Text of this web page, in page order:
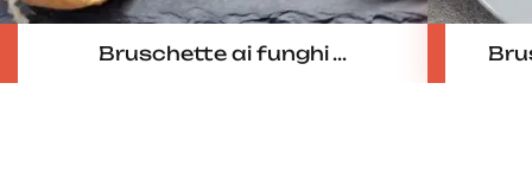
Bruschette ai funghi ...